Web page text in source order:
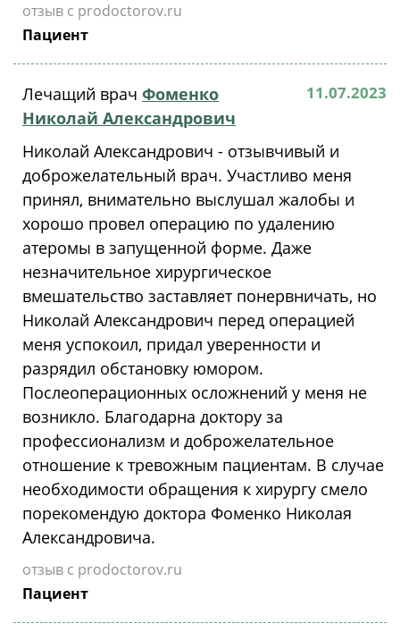
отзыв с prodoctorov.ru
Пациент
Лечащий врач Фоменко
Николай Александрович
11.07.2023
Николай Александрович - отзывчивый и
доброжелательный врач. Участливо меня
принял, внимательно выслушал жалобы и
хорошо провел операцию по удалению
атеромы в запущенной форме. Даже
незначительное хирургическое
вмешательство заставляет понервничать, но
Николай Александрович перед операцией
меня успокоил, придал уверенности и
разрядил обстановку юмором.
Послеоперационных осложнений у меня не
возникло. Благодарна доктору за
профессионализм и доброжелательное
отношение к тревожным пациентам. В случае
необходимости обращения к хирургу смело
порекомендую доктора Фоменко Николая
Александровича.
отзыв с prodoctorov.ru
Пациент